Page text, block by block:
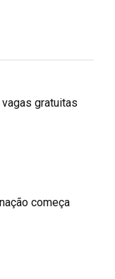
gratuitas
começa